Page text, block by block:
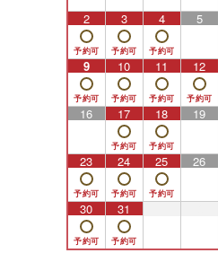
2 3 4 5
9 10 11 12
16 17 18 19
23 24 25 26
30 31